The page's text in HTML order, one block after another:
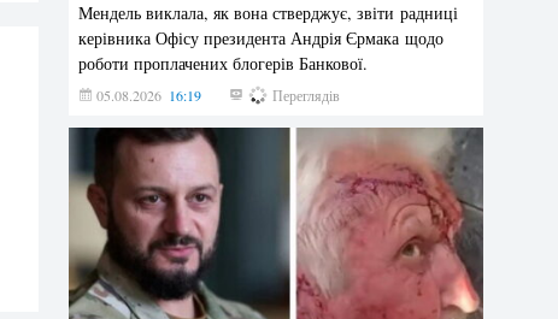
Мендель виклала, як вона стверджує, звіти радниці
керівника Офісу президента Андрія Єрмака щодо
роботи проплачених блогерів Банкової.
05.08.2026 16:19 197 Переглядів